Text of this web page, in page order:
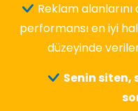
Reklam alanlarını
performansı en iyi
düzeyinde
Senin siten,